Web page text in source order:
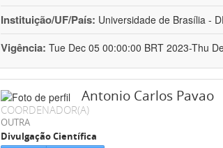
Instituição/UF/País: Universidade de Brasília -
Vigência: Tue Dec 05 00:00:00 BRT 2023-Thu
Antonio Carlos Pavao
COORDENADOR(A)
OUTRA
Divulgação Científica